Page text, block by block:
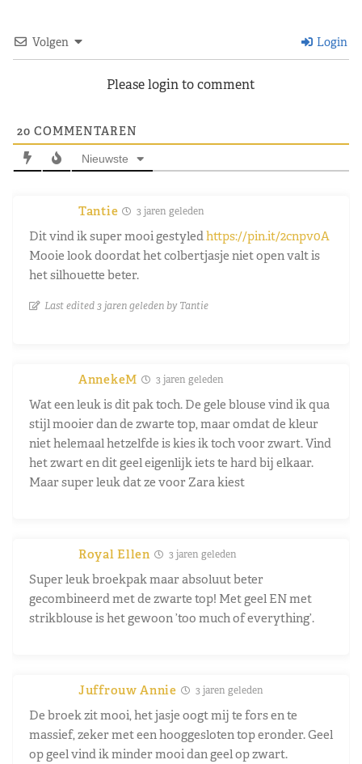
Volgen Login
Please login to comment
20 COMMENTAREN
Nieuwste
Tantie 3 jaren geleden
Dit vind ik super mooi gestyled https://pin.it/2cnpv0A
Mooie look doordat het colbertjasje niet open valt is
het silhouette beter.
Last edited 3 jaren geleden by Tantie
AnnekeM 3 jaren geleden
Wat een leuk is dit pak toch. De gele blouse vind ik qua
stijl mooier dan de zwarte top, maar omdat de kleur
niet helemaal hetzelfde is kies ik toch voor zwart. Vind
het zwart en dit geel eigenlijk iets te hard bij elkaar.
Maar super leuk dat ze voor Zara kiest
Royal Ellen 3 jaren geleden
Super leuk broekpak maar absoluut beter
gecombineerd met de zwarte top! Met geel EN met
strikblouse is het gewoon ’too much of everything’.
Juffrouw Annie 3 jaren geleden
De broek zit mooi, het jasje oogt mij te fors en te
massief, zeker met een hooggesloten top eronder. Geel
op geel vind ik minder mooi dan geel op zwart.